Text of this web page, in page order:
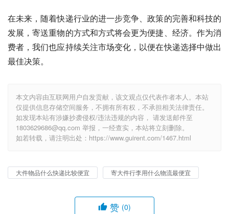
在未来，随着快递行业的进一步竞争、政策的完善和科技的
发展，寄送重物的方式和方式将会更为便捷、经济。作为消
费者，我们也应持续关注市场变化，以便在快递选择中做出
最佳决策。
本文内容由互联网用户自发贡献，该文观点仅代表作者本人。本站
仅提供信息存储空间服务，不拥有所有权，不承担相关法律责任。
如发现本站有涉嫌抄袭侵权/违法违规的内容， 请发送邮件至
1803629686@qq.com 举报，一经查实，本站将立刻删除。
如若转载，请注明出处：https://www.guirent.com/1467.html
大件物品什么快递比较便宜 寄大件行李用什么物流最便宜
赞 (0)